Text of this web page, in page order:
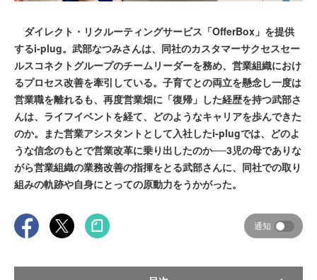
ダイレクト・リクルーティングサービス「OfferBox」を提供
するi-plug。武部なつみさんは、同社のカスタマーサクセスセー
ルスコネクトグループのチームリーダーを務め、営業組織におけ
るプロセス改善を牽引している。子育てとの両立を懸念し一度は
営業職を離れるも、再度営業畑に「復帰」した経歴を持つ武部さ
んは、ライフイベントを経て、どのようなキャリアを歩んできた
のか。また営業アシスタントとして入社したi-plugでは、どのよ
うな信念のもとで営業改革に乗り出したのか──3児の母でありな
がら営業組織の業務改善の指揮をとる武部さんに、同社での取り
組みの軌跡や自身にとっての原動力をうかがった。
通知